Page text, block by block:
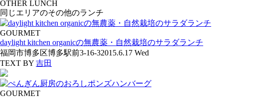
OTHER LUNCH
同じエリアのその他のランチ
GOURMET
daylight kitchen organicの無農薬・自然栽培のサラダランチ
福岡市博多区博多駅前3-16-32015.6.17 Wed
TEXT BY 吉田
GOURMET